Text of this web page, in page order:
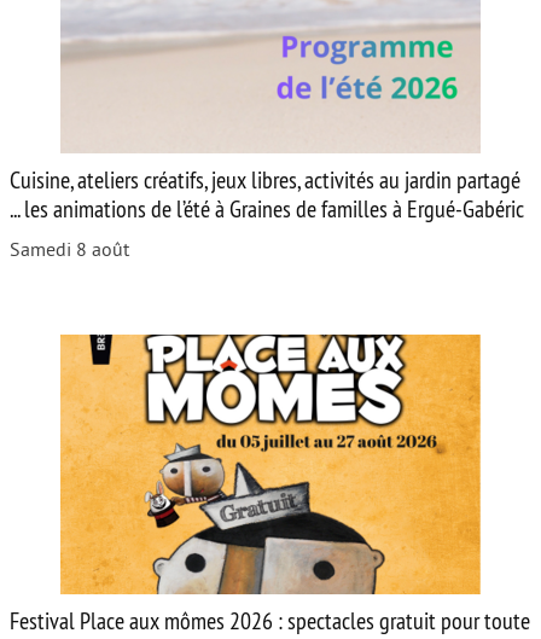
Cuisine, ateliers créatifs, jeux libres, activités au jardin partagé
... les animations de l’été à Graines de familles à Ergué-Gabéric
Samedi 8 août
Festival Place aux mômes 2026 : spectacles gratuit pour toute